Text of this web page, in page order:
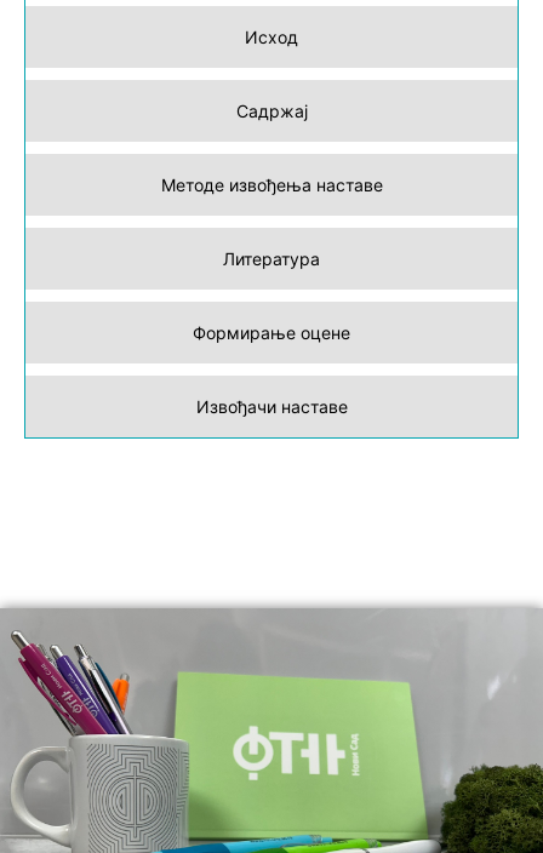
Исход
Садржај
Методе извођења наставе
Литература
Формирање оцене
Извођачи наставе